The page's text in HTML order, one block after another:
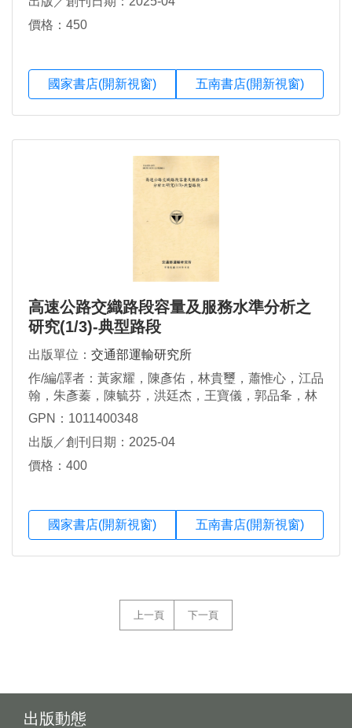
價格：450
國家書店(開新視窗) 五南書店(開新視窗)
高速公路交織路段容量及服務水準分析之
研究(1/3)-典型路段
出版單位： 交通部運輸研究所
作/編/譯者：黃家耀，陳彥佑，林貴璽，蕭惟心，江品
翰，朱彥蓁，陳毓芬，洪廷杰，王寶儀，郭品夆，林
佳萱，張舜淵，呂怡青，歐陽恬恬，洪瑋鍾
GPN：1011400348
出版／創刊日期：2025-04
價格：400
國家書店(開新視窗) 五南書店(開新視窗)
上一頁 下一頁
出版動態